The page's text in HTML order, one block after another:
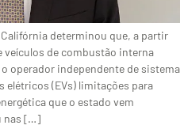
determinou que, a partir
veículos de combustão interna
operador independente de sistema
elétricos (EVs) limitações para
que o estado vem
nas […]